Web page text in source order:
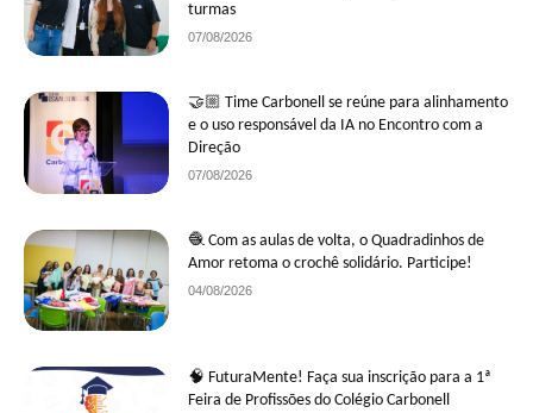
turmas
07/08/2026
🤝🏼 Time Carbonell se reúne para alinhamento
e o uso responsável da IA no Encontro com a
Direção
07/08/2026
🧶 Com as aulas de volta, o Quadradinhos de
Amor retoma o crochê solidário. Participe!
04/08/2026
🧠 FuturaMente! Faça sua inscrição para a 1ª
Feira de Profissões do Colégio Carbonell